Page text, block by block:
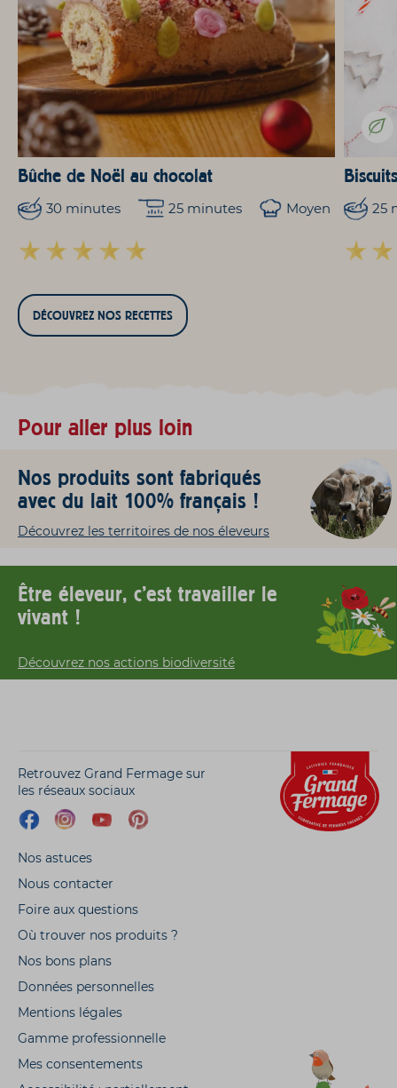
Bûche de Noël au chocolat
30 minutes 25 minutes Moyen 25
DÉCOUVREZ NOS RECETTES
Pour aller plus loin
Nos produits sont fabriqués
avec du lait 100% français !
Découvrez les territoires de nos éleveurs
Être éleveur, c'est travailler le
vivant !
Découvrez nos actions biodiversité
Retrouvez Grand Fermage sur
les réseaux sociaux
Nos astuces
Nous contacter
Foire aux questions
Où trouver nos produits ?
Nos bons plans
Données personnelles
Mentions légales
Gamme professionnelle
Mes consentements